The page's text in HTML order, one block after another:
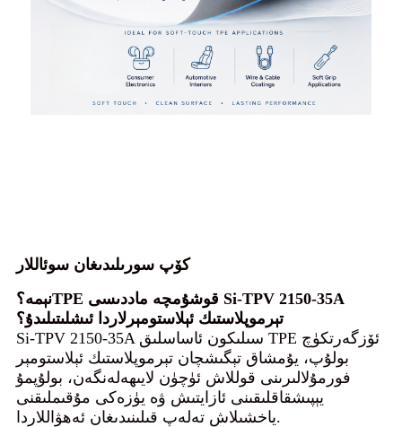
كۆپ سورىلىدىغان سوئاللار
نېمە؟
TPE قوشۇمچە ماددىسى Si-TPV 2150-35A
تېرموپلاستىك ئېلاستومېرلاردا ئىشلىتىلىدۇ؟
Si-TPV 2150-35A سىلىكون ئاساسلىق TPE ئۆزگەرتكۈچ
بولۇپ، يۇمشاق تېگىشچان تېرموپلاستىك ئېلاستومېر
فورمۇلالىرىنى قوللاش ئۈچۈن لايىھەلەنگەن، بولۇپمۇ
يېپىشقاقلىقىنى ئازايتىش ۋە يۈزەكى مۇقىملىقنى
ياخشىلاش تەلەپ قىلىنىدىغان ئەھۋاللاردا.